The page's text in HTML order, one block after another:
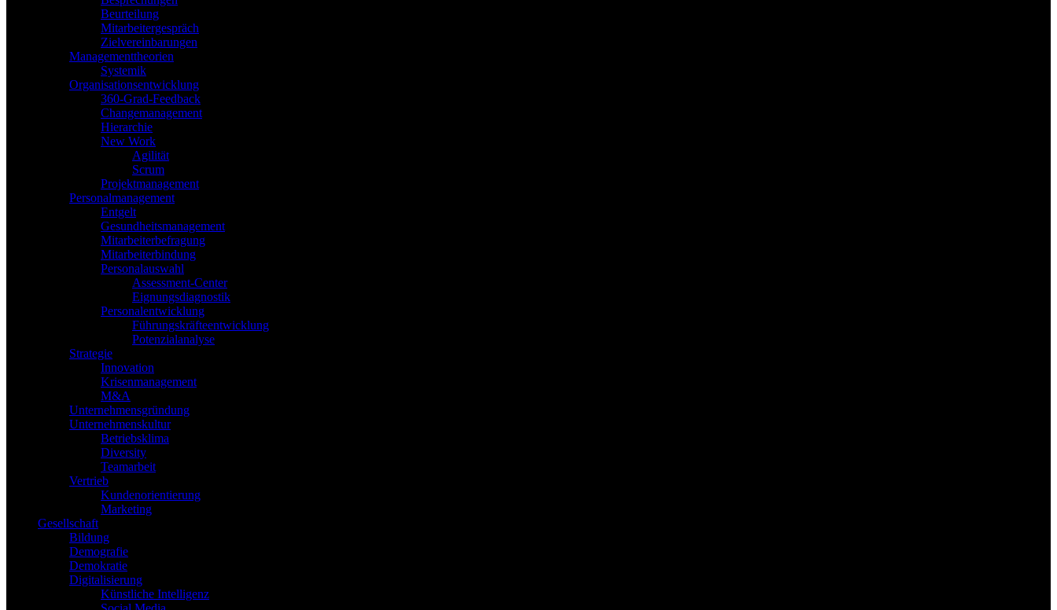
Beurteilung
Mitarbeitergespräch
Zielvereinbarungen
Managementtheorien
Systemik
Organisationsentwicklung
360-Grad-Feedback
Changemanagement
Hierarchie
New Work
Agilität
Scrum
Projektmanagement
Personalmanagement
Entgelt
Gesundheitsmanagement
Mitarbeiterbefragung
Mitarbeiterbindung
Personalauswahl
Assessment-Center
Eignungsdiagnostik
Personalentwicklung
Führungskräfteentwicklung
Potenzialanalyse
Strategie
Innovation
Krisenmanagement
M&A
Unternehmensgründung
Unternehmenskultur
Betriebsklima
Diversity
Teamarbeit
Vertrieb
Kundenorientierung
Marketing
Gesellschaft
Bildung
Demografie
Demokratie
Digitalisierung
Künstliche Intelligenz